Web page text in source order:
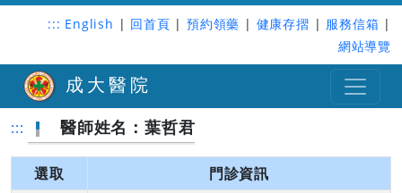
::: English | 回首頁 | 預約領藥 | 健康存摺 | 服務信箱 |
網站導覽
成大醫院
::: 醫師姓名：葉哲君
選取
門診資訊